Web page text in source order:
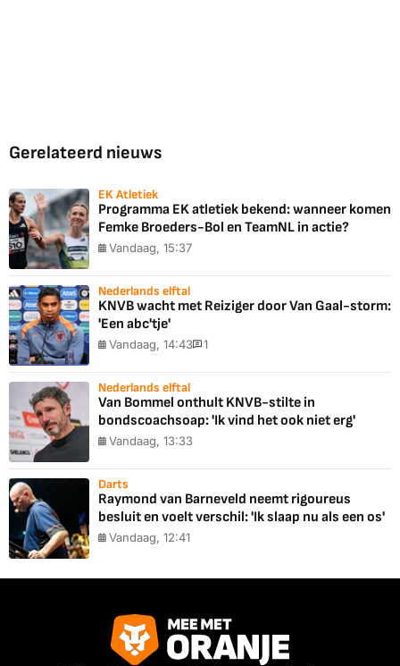
Gerelateerd nieuws
EK Atletiek
Programma EK atletiek bekend: wanneer komen
Femke Broeders-Bol en TeamNL in actie?
Vandaag, 15:37
Nederlands elftal
KNVB wacht met Reiziger door Van Gaal-storm:
'Een abc'tje'
Vandaag, 14:43 1
Nederlands elftal
Van Bommel onthult KNVB-stilte in
bondscoachsoap: 'Ik vind het ook niet erg'
Vandaag, 13:33
Darts
Raymond van Barneveld neemt rigoureus
besluit en voelt verschil: 'Ik slaap nu als een os'
Vandaag, 12:41